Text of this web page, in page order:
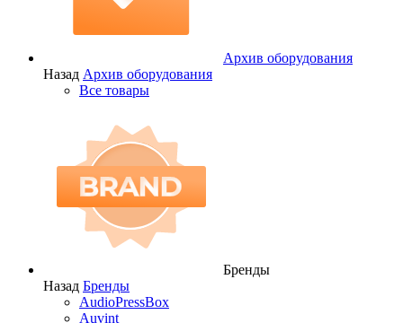
Архив оборудования
Назад Архив оборудования
Все товары
Бренды
Назад Бренды
AudioPressBox
Auvint